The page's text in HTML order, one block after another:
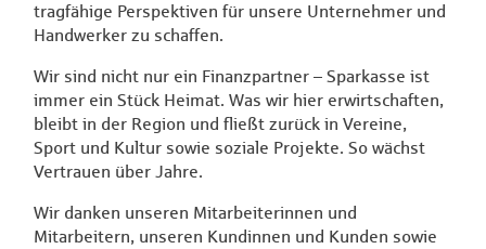
tragfähige Perspektiven für unsere Unternehmer und
Handwerker zu schaffen.
Wir sind nicht nur ein Finanzpartner – Sparkasse ist
immer ein Stück Heimat. Was wir hier erwirtschaften,
bleibt in der Region und fließt zurück in Vereine,
Sport und Kultur sowie soziale Projekte. So wächst
Vertrauen über Jahre.
Wir danken unseren Mitarbeiterinnen und
Mitarbeitern, unseren Kundinnen und Kunden sowie